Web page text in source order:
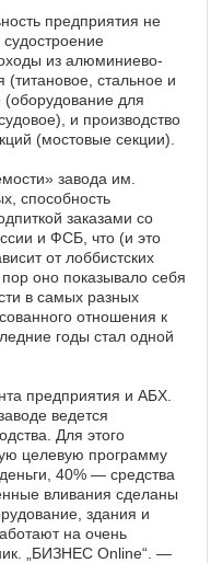
предприятия не
судостроение
из алюминиево-
(титановое, стальное и
для
и производство
(мостовые секции).
завода им.
способность
заказами со
и ФСБ, что (и это
от лоббистских
оно показывало себя
в самых разных
отношения к
годы стал одной
предприятия и АБХ.
ведется
Для этого
целевую программу
40% — средства
вливания сделаны
здания и
на очень
„БИЗНЕС Online“. —